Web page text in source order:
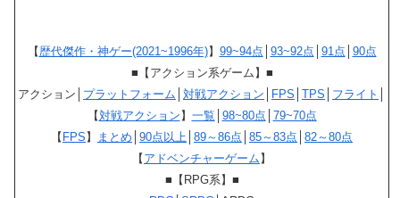
【歴代傑作・神ゲー(2021~1996年)】 99~94点 93~92点 91点 90点
■【アクション系ゲーム】■
アクション│ プラットフォーム 対戦アクション FPS TPS フライト
【対戦アクション 】 一覧 98~80点 79~70点
【 FPS 】 まとめ 90点以上 89～86点 85～83点 82～80点
【 アドベンチャーゲーム 】
■【RPG系】■